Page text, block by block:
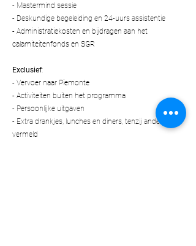
- Mastermind sessie
- Deskundige begeleiding en 24-uurs assistentie
- Administratiekosten en bijdragen aan het
calamiteitenfonds en SGR
Exclusief:
- Vervoer naar Piemonte
- Activiteiten buiten het programma
- Persoonlijke uitgaven
- Extra drankjes, lunches en diners, tenzij anders
vermeld